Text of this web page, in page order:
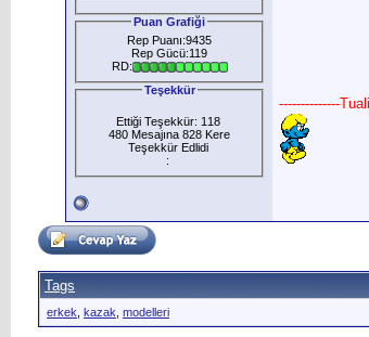
Puan Grafiği
Rep Puanı:9435
Rep Gücü:119
RD:
Teşekkür
Ettiği Teşekkür: 118
480 Mesajına 828 Kere
Teşekkür Edlidi
:
--------------
Tags
erkek kazak modelleri